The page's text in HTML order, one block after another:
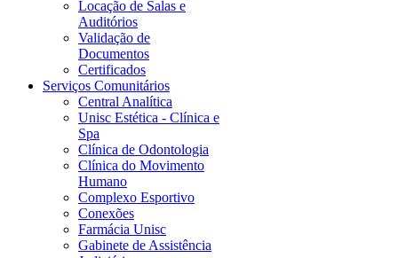
Locação de Salas e
Auditórios
Validação de
Documentos
Certificados
Serviços Comunitários
Central Analítica
Unisc Estética - Clínica e
Spa
Clínica de Odontologia
Clínica do Movimento
Humano
Complexo Esportivo
Conexões
Farmácia Unisc
Gabinete de Assistência